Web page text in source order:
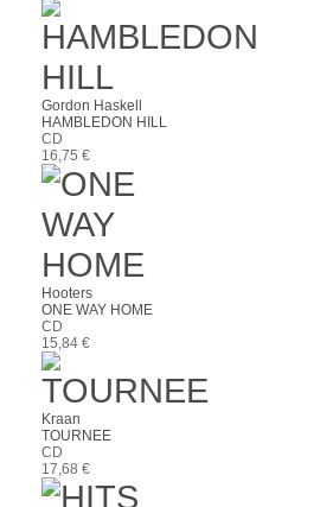
Gordon Haskell
HAMBLEDON HILL
CD
16,75 €
Hooters
ONE WAY HOME
CD
15,84 €
Kraan
TOURNEE
CD
17,68 €